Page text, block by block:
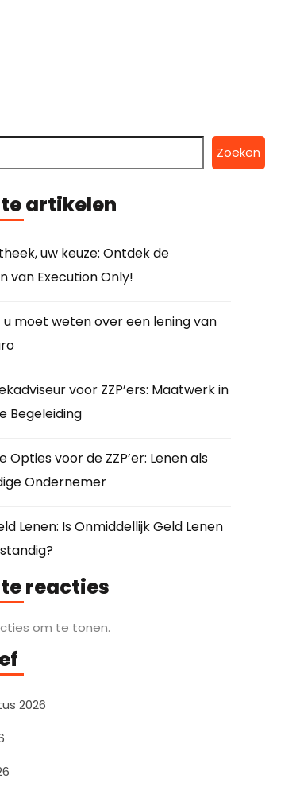
Zoeken
artikelen
uw keuze: Ontdek de
van Execution Only!
u moet weten over een lening van
voor ZZP’ers: Maatwerk in
Begeleiding
Opties voor de ZZP’er: Lenen als
Ondernemer
Lenen: Is Onmiddellijk Geld Lenen
reacties
om te tonen.
2026